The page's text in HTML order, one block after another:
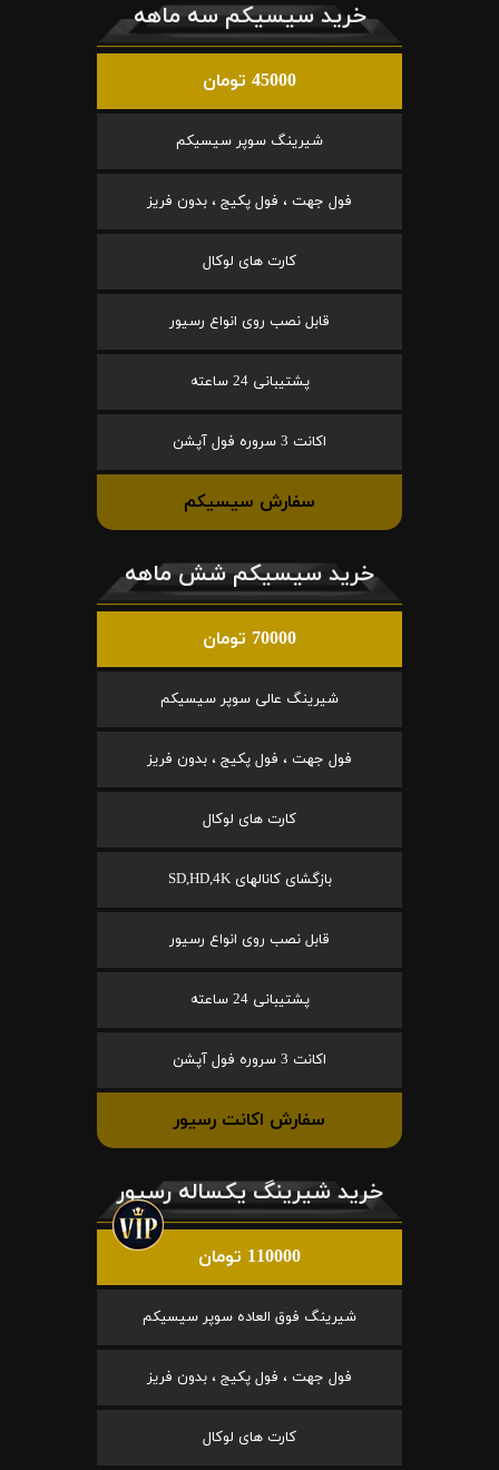
خرید سیسیکم سه ماهه
45000 تومان
شیرینگ سوپر سیسیکم
فول جهت ، فول پکیج ، بدون فریز
کارت های لوکال
قابل نصب روی انواع رسیور
پشتیبانی 24 ساعته
اکانت 3 سروره فول آپشن
سفارش سیسیکم
خرید سیسیکم شش ماهه
70000 تومان
شیرینگ عالی سوپر سیسیکم
فول جهت ، فول پکیج ، بدون فریز
کارت های لوکال
بازگشای کانالهای SD,HD,4K
قابل نصب روی انواع رسیور
پشتیبانی 24 ساعته
اکانت 3 سروره فول آپشن
سفارش اکانت رسیور
خرید شیرینگ یکساله رسیور
110000 تومان
شیرینگ فوق العاده سوپر سیسیکم
فول جهت ، فول پکیج ، بدون فریز
کارت های لوکال